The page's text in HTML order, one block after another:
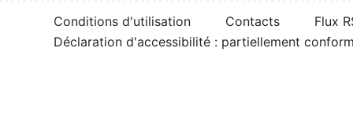
Conditions d'utilisation Contacts
Flux
Déclaration d'accessibilité : partiellement